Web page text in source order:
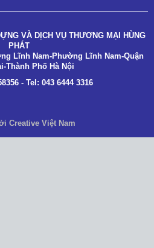
VÀ DỊCH VỤ THƯƠNG MẠI HÙNG
PHÁT
Lĩnh Nam-Phường Lĩnh Nam-Quận
Thành Phố Hà Nội
- Tel: 043 6444 3316
Creative Việt Nam